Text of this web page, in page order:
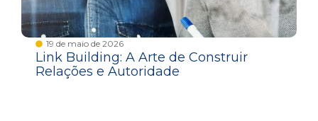
19 de maio de 2026
Link Building: A Arte de Construir
Relações e Autoridade